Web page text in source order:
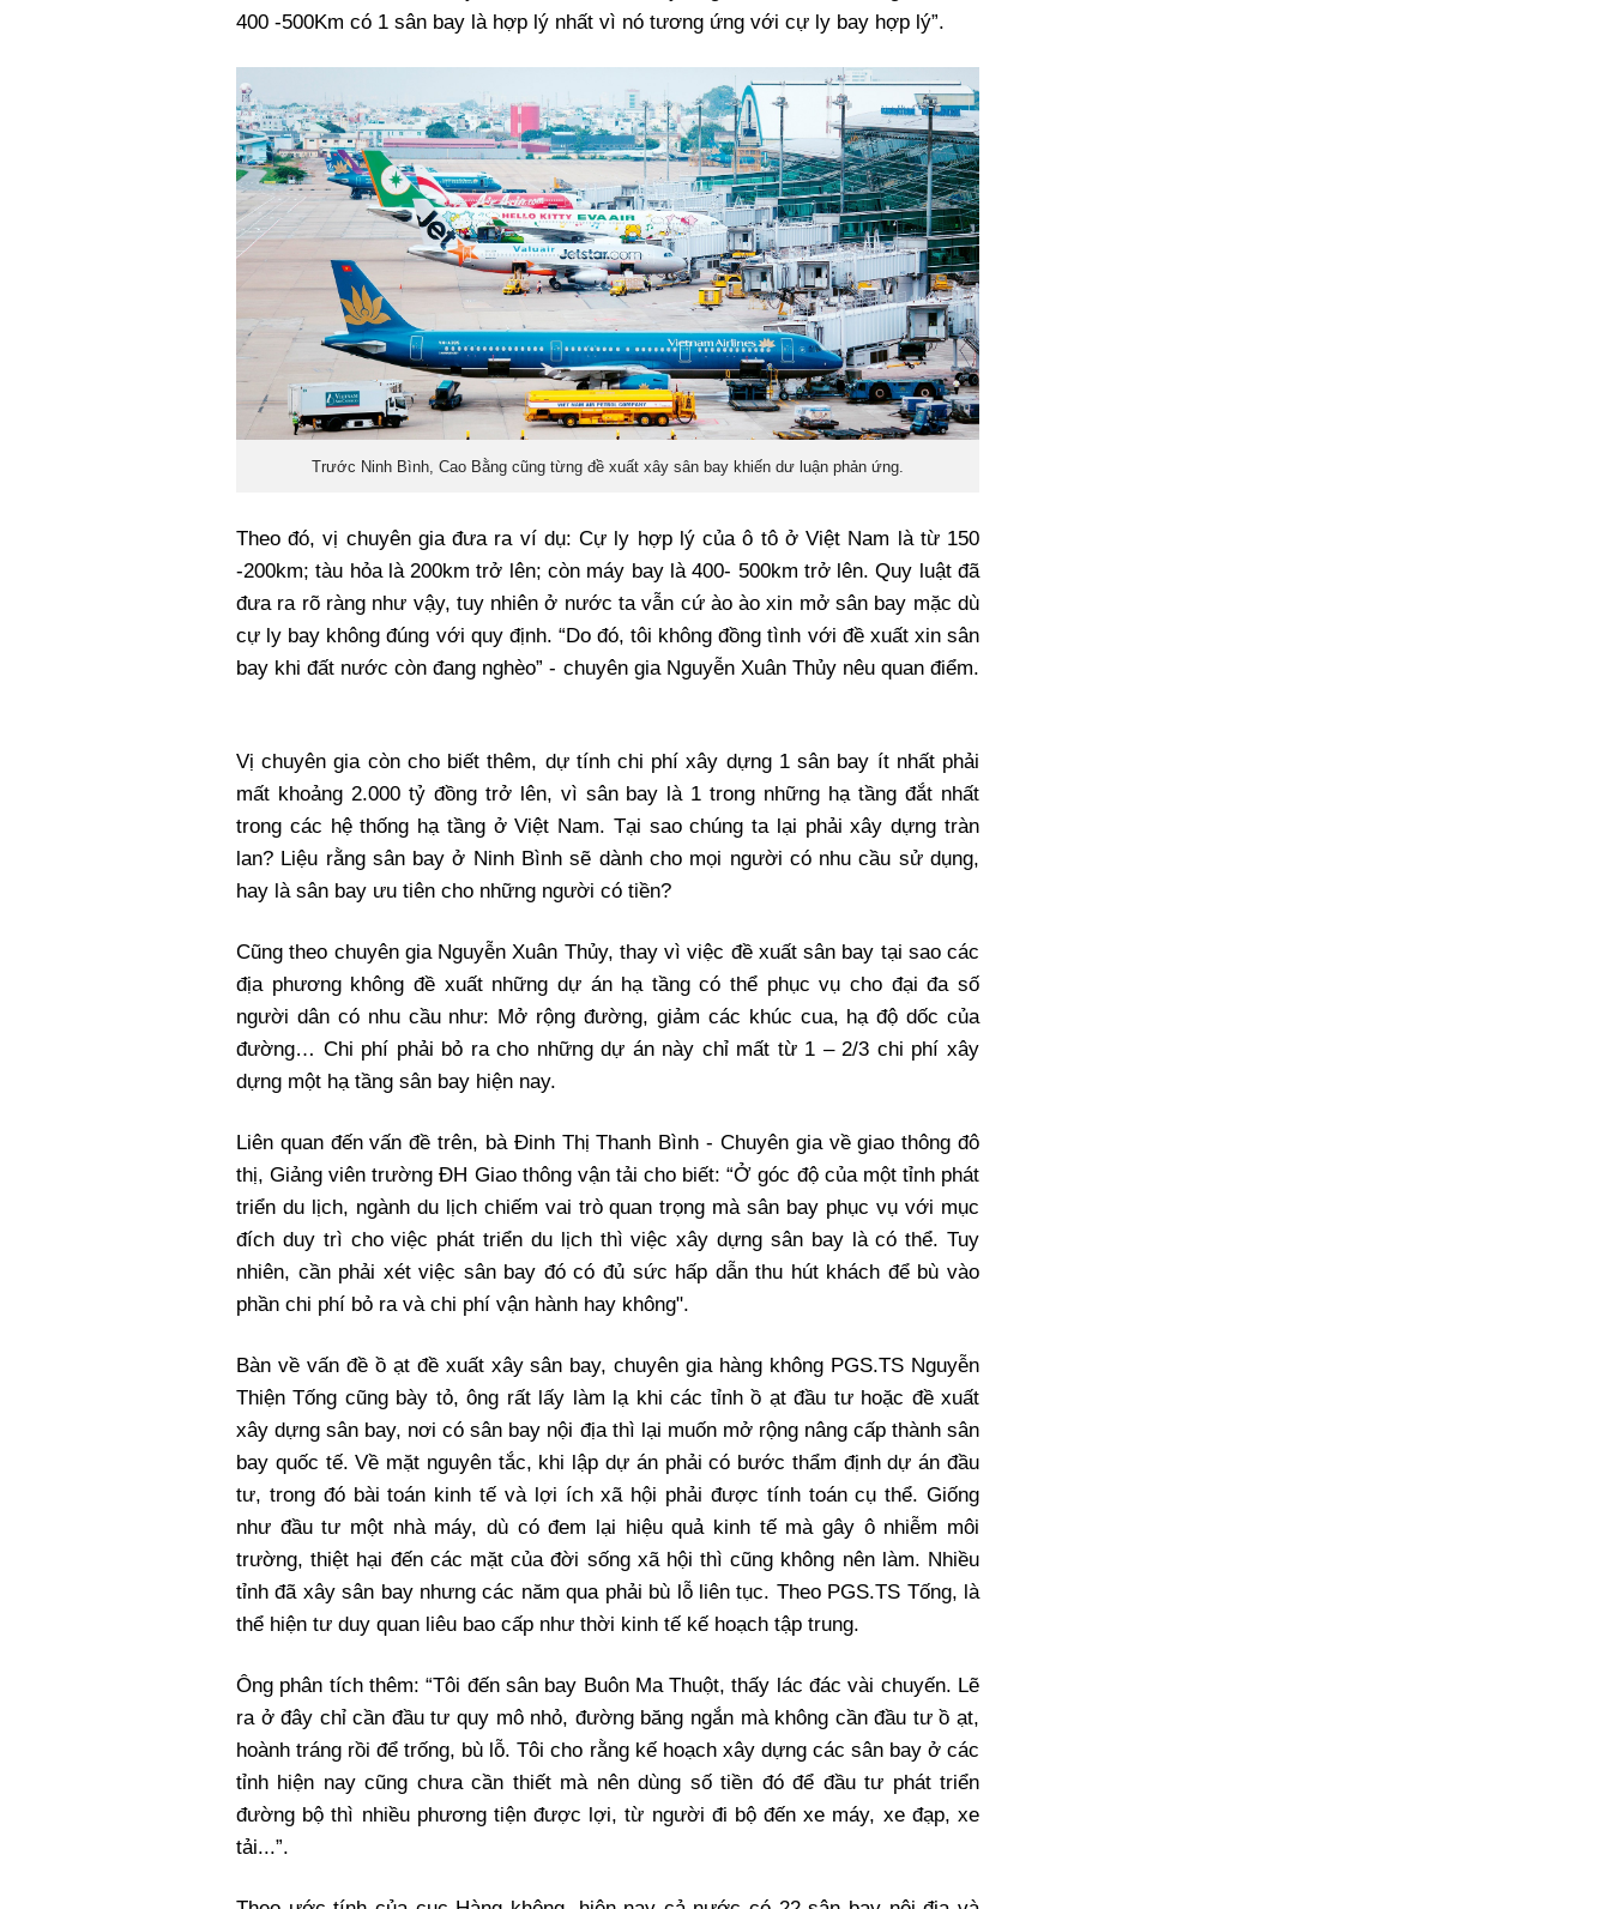
400 -500Km có 1 sân bay là hợp lý nhất vì nó tương ứng với cự ly bay hợp lý”.
Trước Ninh Bình, Cao Bằng cũng từng đề xuất xây sân bay khiến dư luận phản ứng.
Theo đó, vị chuyên gia đưa ra ví dụ: Cự ly hợp lý của ô tô ở Việt Nam là từ 150
-200km; tàu hỏa là 200km trở lên; còn máy bay là 400- 500km trở lên. Quy luật đã
đưa ra rõ ràng như vậy, tuy nhiên ở nước ta vẫn cứ ào ào xin mở sân bay mặc dù
cự ly bay không đúng với quy định. “Do đó, tôi không đồng tình với đề xuất xin sân
bay khi đất nước còn đang nghèo” - chuyên gia Nguyễn Xuân Thủy nêu quan điểm.
Vị chuyên gia còn cho biết thêm, dự tính chi phí xây dựng 1 sân bay ít nhất phải
mất khoảng 2.000 tỷ đồng trở lên, vì sân bay là 1 trong những hạ tầng đắt nhất
trong các hệ thống hạ tầng ở Việt Nam. Tại sao chúng ta lại phải xây dựng tràn
lan? Liệu rằng sân bay ở Ninh Bình sẽ dành cho mọi người có nhu cầu sử dụng,
hay là sân bay ưu tiên cho những người có tiền?
Cũng theo chuyên gia Nguyễn Xuân Thủy, thay vì việc đề xuất sân bay tại sao các
địa phương không đề xuất những dự án hạ tầng có thể phục vụ cho đại đa số
người dân có nhu cầu như: Mở rộng đường, giảm các khúc cua, hạ độ dốc của
đường… Chi phí phải bỏ ra cho những dự án này chỉ mất từ 1 – 2/3 chi phí xây
dựng một hạ tầng sân bay hiện nay.
Liên quan đến vấn đề trên, bà Đinh Thị Thanh Bình - Chuyên gia về giao thông đô
thị, Giảng viên trường ĐH Giao thông vận tải cho biết: “Ở góc độ của một tỉnh phát
triển du lịch, ngành du lịch chiếm vai trò quan trọng mà sân bay phục vụ với mục
đích duy trì cho việc phát triển du lịch thì việc xây dựng sân bay là có thể. Tuy
nhiên, cần phải xét việc sân bay đó có đủ sức hấp dẫn thu hút khách để bù vào
phần chi phí bỏ ra và chi phí vận hành hay không".
Bàn về vấn đề ồ ạt đề xuất xây sân bay, chuyên gia hàng không PGS.TS Nguyễn
Thiện Tống cũng bày tỏ, ông rất lấy làm lạ khi các tỉnh ồ ạt đầu tư hoặc đề xuất
xây dựng sân bay, nơi có sân bay nội địa thì lại muốn mở rộng nâng cấp thành sân
bay quốc tế. Về mặt nguyên tắc, khi lập dự án phải có bước thẩm định dự án đầu
tư, trong đó bài toán kinh tế và lợi ích xã hội phải được tính toán cụ thể. Giống
như đầu tư một nhà máy, dù có đem lại hiệu quả kinh tế mà gây ô nhiễm môi
trường, thiệt hại đến các mặt của đời sống xã hội thì cũng không nên làm. Nhiều
tỉnh đã xây sân bay nhưng các năm qua phải bù lỗ liên tục. Theo PGS.TS Tống, là
thể hiện tư duy quan liêu bao cấp như thời kinh tế kế hoạch tập trung.
Ông phân tích thêm: “Tôi đến sân bay Buôn Ma Thuột, thấy lác đác vài chuyến. Lẽ
ra ở đây chỉ cần đầu tư quy mô nhỏ, đường băng ngắn mà không cần đầu tư ồ ạt,
hoành tráng rồi để trống, bù lỗ. Tôi cho rằng kế hoạch xây dựng các sân bay ở các
tỉnh hiện nay cũng chưa cần thiết mà nên dùng số tiền đó để đầu tư phát triển
đường bộ thì nhiều phương tiện được lợi, từ người đi bộ đến xe máy, xe đạp, xe
tải...”.